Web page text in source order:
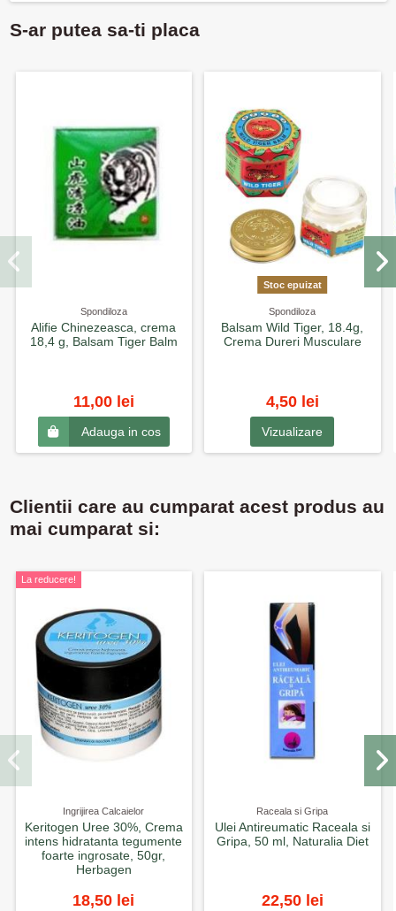
S-ar putea sa-ti placa
Spondiloza
Alifie Chinezeasca, crema
18,4 g, Balsam Tiger Balm
11,00 lei
Adauga in cos
Stoc epuizat
Spondiloza
Balsam Wild Tiger, 18.4g,
Crema Dureri Musculare
4,50 lei
Vizualizare
Clientii care au cumparat acest produs au
mai cumparat si:
La reducere!
Ingrijirea Calcaielor
Keritogen Uree 30%, Crema
intens hidratanta tegumente
foarte ingrosate, 50gr,
Herbagen
18,50 lei
Raceala si Gripa
Ulei Antireumatic Raceala si
Gripa, 50 ml, Naturalia Diet
22,50 lei